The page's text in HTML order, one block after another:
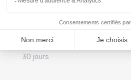
Remboursement et
Délai de rétractation de
30 jours